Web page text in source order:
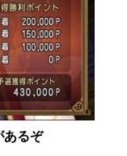
あるぞ